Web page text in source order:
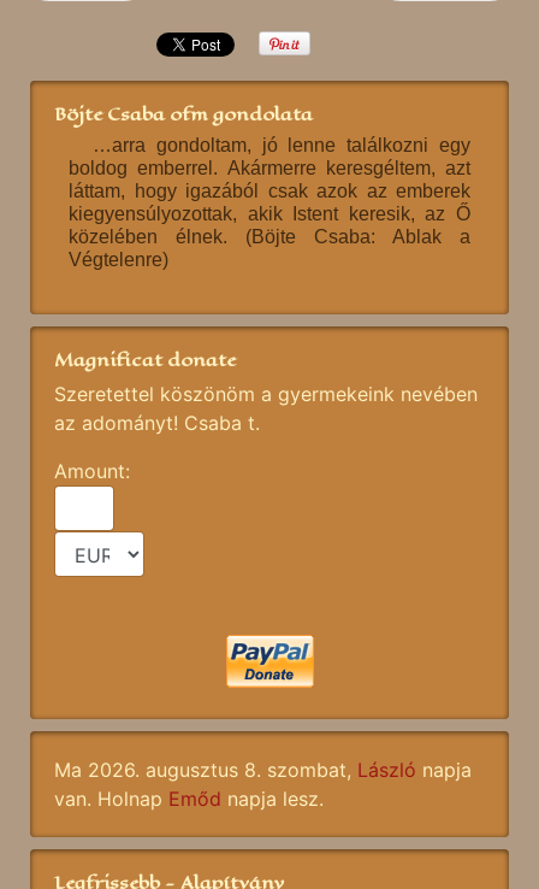
Böjte Csaba ofm gondolata
…arra gondoltam, jó lenne találkozni egy
boldog emberrel. Akármerre keresgéltem, azt
láttam, hogy igazából csak azok az emberek
kiegyensúlyozottak, akik Istent keresik, az Ő
közelében élnek. (Böjte Csaba: Ablak a
Végtelenre)
Magnificat donate
Szeretettel köszönöm a gyermekeink nevében
az adományt! Csaba t.
Amount:
Ma 2026. augusztus 8. szombat, László napja
van. Holnap Emőd napja lesz.
Legfrissebb - Alapítvány